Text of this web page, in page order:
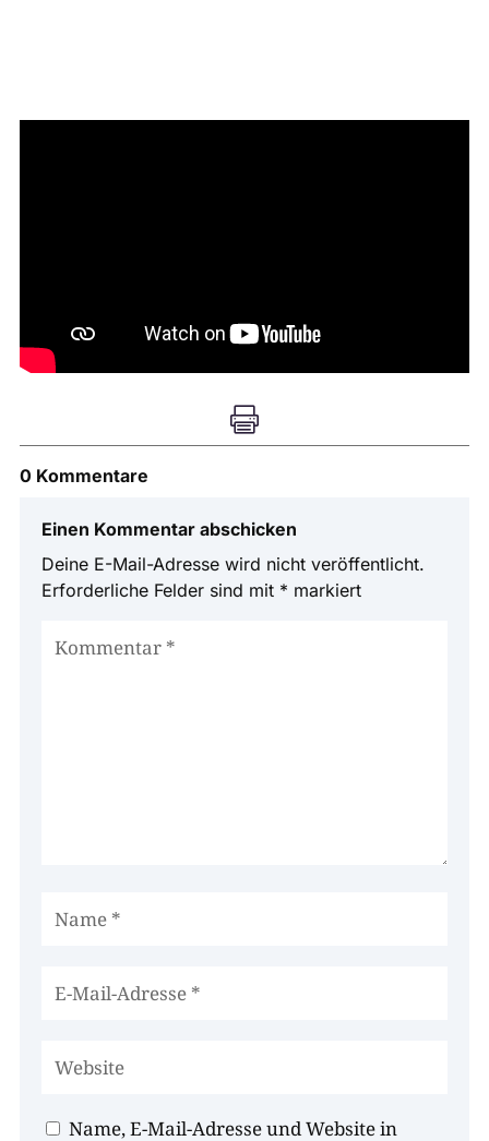

0 Kommentare
Einen Kommentar abschicken
Deine E-Mail-Adresse wird nicht veröffentlicht.
Erforderliche Felder sind mit * markiert
Name, E-Mail-Adresse und Website in